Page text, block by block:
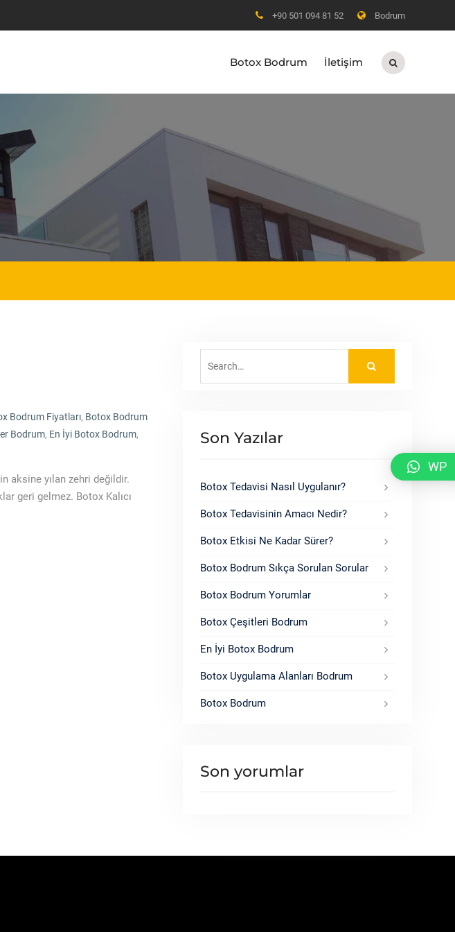
+90 501 094 81 52 Bodrum
Botox Bodrum İletişim
Bodrum Fiyatları, Botox Bodrum
Bodrum, En İyi Botox Bodrum,
aksine yılan zehri değildir.
geri gelmez. Botox Kalıcı
for:
Son Yazılar
Botox Tedavisi Nasıl Uygulanır?
Botox Tedavisinin Amacı Nedir?
Botox Etkisi Ne Kadar Sürer?
Botox Bodrum Sıkça Sorulan Sorular
Botox Bodrum Yorumlar
Botox Çeşitleri Bodrum
En İyi Botox Bodrum
Botox Uygulama Alanları Bodrum
Botox Bodrum
Son yorumlar
WP